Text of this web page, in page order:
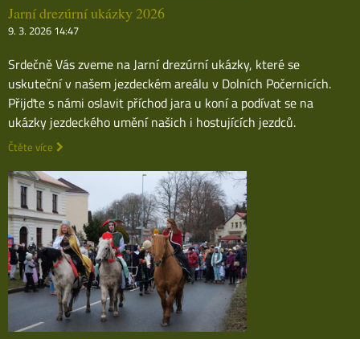
Jarní drezúrní ukázky 2026
9. 3. 2026 14:47
Srdečně Vás zveme na Jarní drezúrní ukázky, které se
uskuteční v našem jezdeckém areálu v Dolních Počernicích.
Přijďte s námi oslavit příchod jara u koní a podívat se na
ukázky jezdeckého umění našich i hostujících jezdců.
Čtěte více